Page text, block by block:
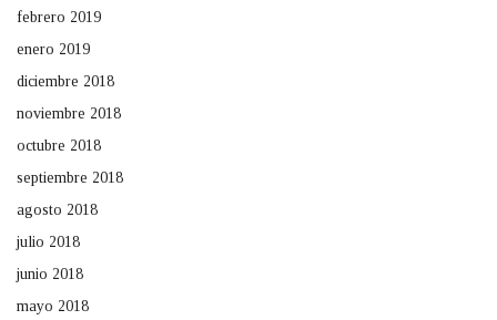
febrero 2019
enero 2019
diciembre 2018
noviembre 2018
octubre 2018
septiembre 2018
agosto 2018
julio 2018
junio 2018
mayo 2018